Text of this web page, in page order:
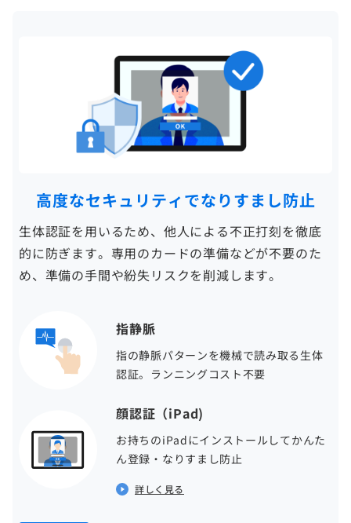
高度なセキュリティでなりすまし防止
生体認証を用いるため、他人による不正打刻を徹底
的に防ぎます。専用のカードの準備などが不要のた
め、準備の手間や紛失リスクを削減します。
指静脈
指の静脈パターンを機械で読み取る生体
認証。ランニングコスト不要
顔認証（iPad)
お持ちのiPadにインストールしてかんた
ん登録・なりすまし防止
詳しく見る